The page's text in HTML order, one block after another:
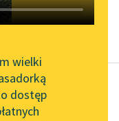
brak utworu
Wolnych Lektur
wielki
dostęp